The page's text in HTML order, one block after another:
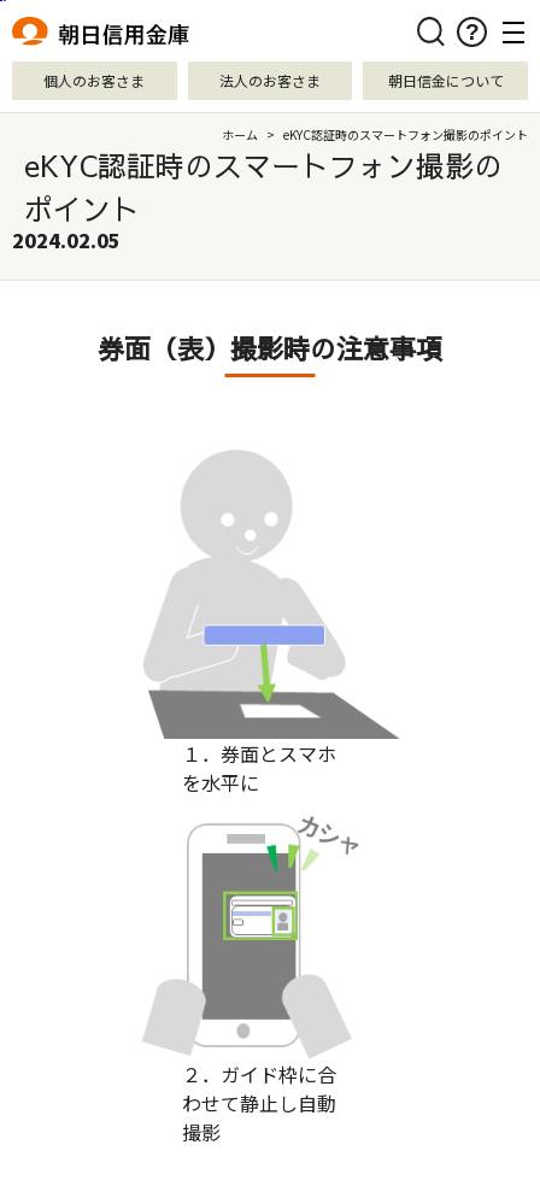
検索
個人のお客さま 法人のお客さま 朝日信金について
ホーム > eKYC認証時のスマートフォン撮影のポイント
eKYC認証時のスマートフォン撮影の
ポイント
2024.02.05
券面（表）撮影時の注意事項
１．券面とスマホ
を水平に
２．ガイド枠に合
わせて静止し自動
撮影